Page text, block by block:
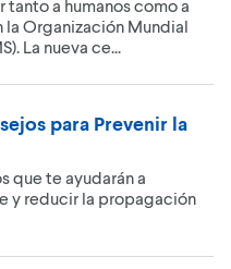
a humanos como a
la Organización Mundial
La nueva ce...
para Prevenir la
que te ayudarán a
y reducir la propagación